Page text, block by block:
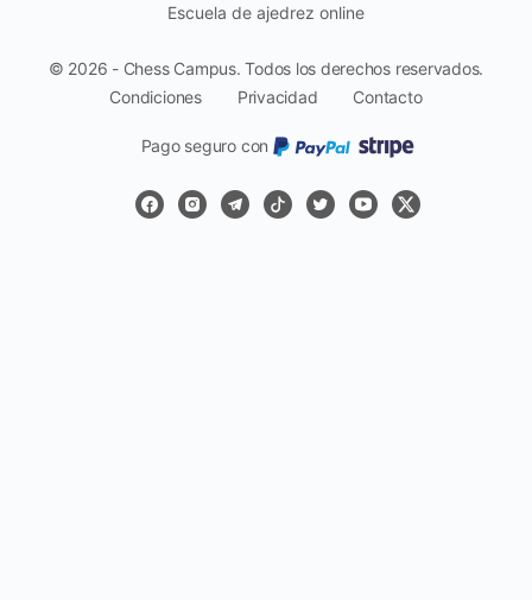
Escuela de ajedrez online
© 2026 - Chess Campus. Todos los derechos reservados.
Condiciones
Privacidad Contacto
Pago seguro con